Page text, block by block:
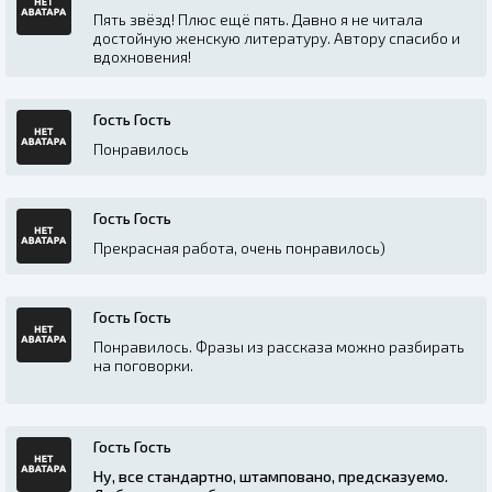
Пять звёзд! Плюс ещё пять. Давно я не читала
достойную женскую литературу. Автору спасибо и
вдохновения!
Гость Гость
Понравилось
Гость Гость
Прекрасная работа, очень понравилось)
Гость Гость
Понравилось. Фразы из рассказа можно разбирать
на поговорки.
Гость Гость
Ну, все стандартно, штамповано, предсказуемо.